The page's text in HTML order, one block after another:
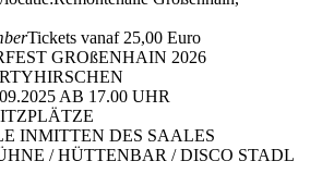
Tickets vanaf 25,00 Euro
GROßENHAIN 2026
AB 17.00 UHR
INMITTEN DES SAALES
/ HÜTTENBAR / DISCO STADL